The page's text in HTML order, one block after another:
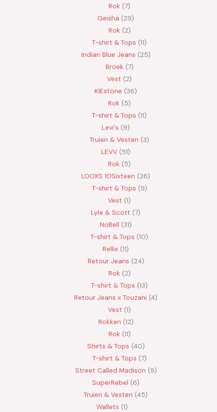
Rok 7
Geisha
29
Rok 2
T-shirt & Tops 11
Indian Blue Jeans 25
Broek 7
Vest
2
KIEstone
36
Rok
5
T-shirt & Tops 11
Levi's
9
Truien & Vesten
3
LEVV 51
Rok
5
LOOXS 10Sixteen
26
T-shirt & Tops 9
Vest 1
Lyle & Scott 7
NoBell
31
T-shirt & Tops 10
Rellix 11
Retour Jeans 24
Rok 2
T-shirt & Tops 13
Retour Jeans x Touzani 4
Vest 1
Rokken 12
Rok 11
Shirts & Tops 40
T-shirt & Tops 7
Street Called Madison 9
SuperRebel
6
Truien & Vesten 45
Wallets 1